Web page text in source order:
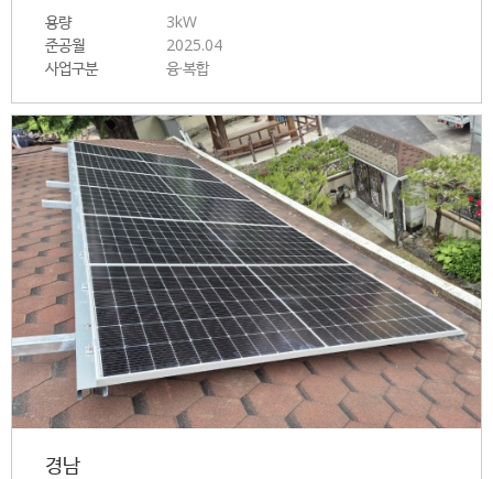
용량
3kW
준공월
2025.04
사업구분
융·복합
경남